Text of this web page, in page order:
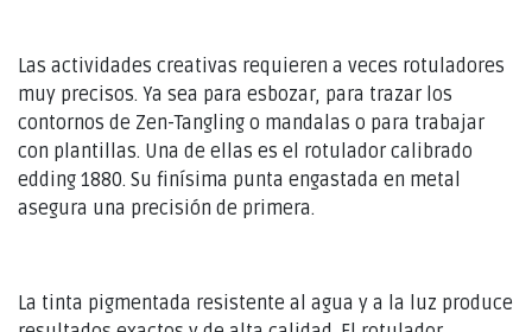
Las actividades creativas requieren a veces rotuladores
muy precisos. Ya sea para esbozar, para trazar los
contornos de Zen-Tangling o mandalas o para trabajar
con plantillas. Una de ellas es el rotulador calibrado
edding 1880. Su finísima punta engastada en metal
asegura una precisión de primera.
La tinta pigmentada resistente al agua y a la luz produce